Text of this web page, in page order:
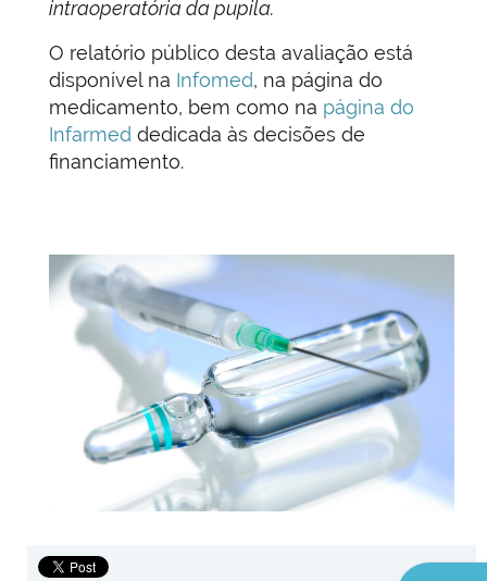
intraoperatória da pupila.
O relatório público desta avaliação está
disponível na Infomed, na página do
medicamento, bem como na página do
Infarmed dedicada às decisões de
financiamento.